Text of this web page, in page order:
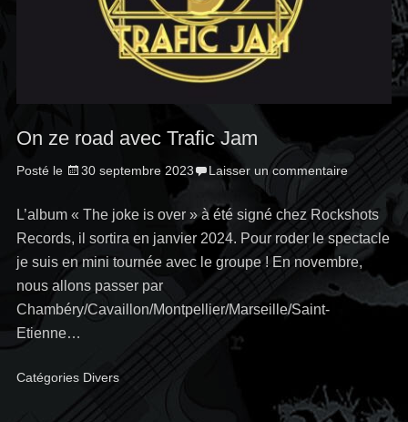
On ze road avec Trafic Jam
Posté le 30 septembre 2023 Laisser un commentaire
L’album « The joke is over » à été signé chez Rockshots
Records, il sortira en janvier 2024. Pour roder le spectacle
je suis en mini tournée avec le groupe ! En novembre,
nous allons passer par
Chambéry/Cavaillon/Montpellier/Marseille/Saint-
Etienne…
Catégories Divers